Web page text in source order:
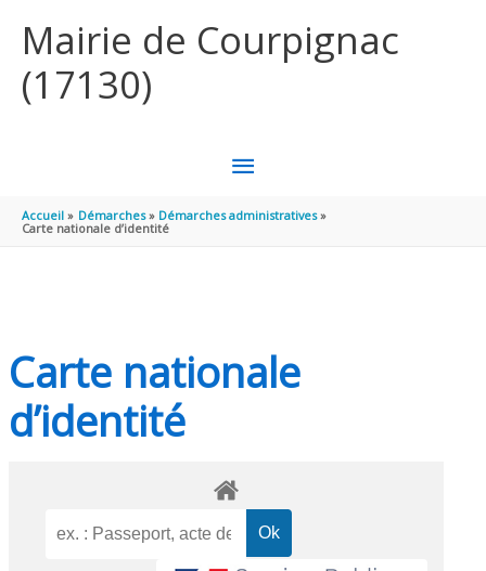
Mairie de Courpignac
(17130)
MENU
PRINCIPAL
Accueil Démarches
Démarches administratives
Carte nationale d’identité
Carte nationale
d’identité